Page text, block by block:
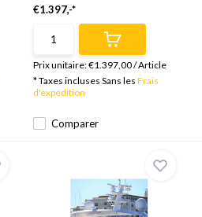
Comparer
€1.397,-*
Prix unitaire:€1.397,00/Article
* Taxes incluses Sans les Frais
d'expédition